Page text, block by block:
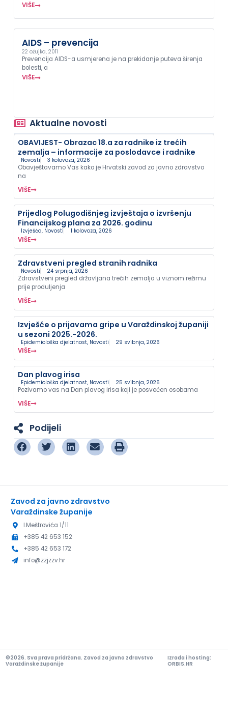
VIŠE
AIDS – prevencija
22 ožujka, 2011
Prevencija AIDS-a usmjerena je na prekidanje puteva širenja
bolesti, a
VIŠE
Aktualne novosti
OBAVIJEST- Obrazac 18.a za radnike iz trećih
zemalja – informacije za poslodavce i radnike
Novosti 3 kolovoza, 2026
Obavještavamo Vas kako je Hrvatski zavod za javno zdravstvo
na
VIŠE
Prijedlog Polugodišnjeg izvještaja o izvršenju
Financijskog plana za 2026. godinu
Izvješća, Novosti 1 kolovoza, 2026
VIŠE
Zdravstveni pregled stranih radnika
Novosti 24 srpnja, 2026
Zdravstveni pregled državljana trećih zemalja u viznom režimu
prije produljenja
VIŠE
Izvješće o prijavama gripe u Varaždinskoj županiji
u sezoni 2025.-2026.
Epidemiološka djelatnost, Novosti 29 svibnja, 2026
VIŠE
Dan plavog irisa
Epidemiološka djelatnost, Novosti 25 svibnja, 2026
Pozivamo vas na Dan plavog irisa koji je posvećen osobama
VIŠE
Podijeli
Zavod za javno zdravstvo
Varaždinske županije
I.Meštrovića 1/11
+385 42 653 152
+385 42 653 172
info@zzjzzv.hr
©2026. Sva prava pridržana. Zavod za javno zdravstvo
Varaždinske županije
Izrada i hosting:
ORBIS.HR